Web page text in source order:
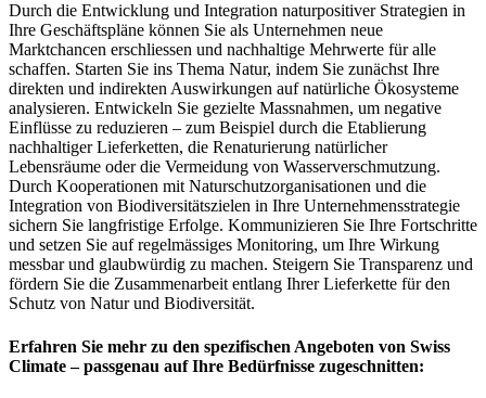
Durch die Entwicklung und Integration naturpositiver Strategien in
Ihre Geschäftspläne können Sie als Unternehmen neue
Marktchancen erschliessen und nachhaltige Mehrwerte für alle
schaffen. Starten Sie ins Thema Natur, indem Sie zunächst Ihre
direkten und indirekten Auswirkungen auf natürliche Ökosysteme
analysieren. Entwickeln Sie gezielte Massnahmen, um negative
Einflüsse zu reduzieren – zum Beispiel durch die Etablierung
nachhaltiger Lieferketten, die Renaturierung natürlicher
Lebensräume oder die Vermeidung von Wasserverschmutzung.
Durch Kooperationen mit Naturschutzorganisationen und die
Integration von Biodiversitätszielen in Ihre Unternehmensstrategie
sichern Sie langfristige Erfolge. Kommunizieren Sie Ihre Fortschritte
und setzen Sie auf regelmässiges Monitoring, um Ihre Wirkung
messbar und glaubwürdig zu machen. Steigern Sie Transparenz und
fördern Sie die Zusammenarbeit entlang Ihrer Lieferkette für den
Schutz von Natur und Biodiversität.
Erfahren Sie mehr zu den spezifischen Angeboten von Swiss
Climate – passgenau auf Ihre Bedürfnisse zugeschnitten: